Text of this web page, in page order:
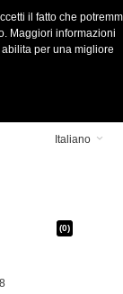
il fatto che
Maggiori informazioni
per una migliore
Italiano
(0)